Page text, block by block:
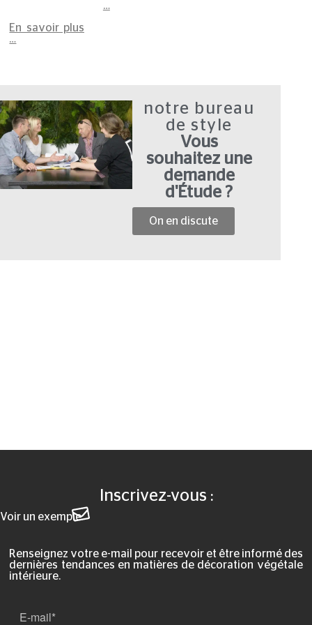
En savoir plus
…
…
notre bureau
de style
Vous
souhaitez une
demande
d'Étude ?
On en discute
Inscrivez-vous :
Voir un exemple
Renseignez votre e-mail pour recevoir et être informé des
dernières tendances en matières de décoration végétale
intérieure.